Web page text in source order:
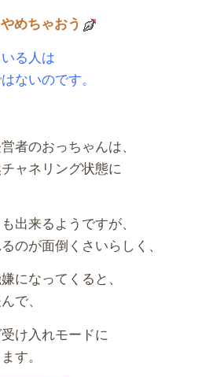
めちゃおう
る人は
ないのです。
者のおっちゃんは、
ャネリング状態に
出来るようですが、
のが面倒くさいらしく、
になってくると、
で、
け入れモードに
す。